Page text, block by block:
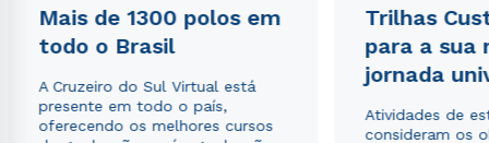
Mais de 1300 polos em
todo o Brasil
A Cruzeiro do Sul Virtual está
presente em todo o país,
oferecendo os melhores cursos
Trilhas
para a sua
jornada
Atividades de
consideram os